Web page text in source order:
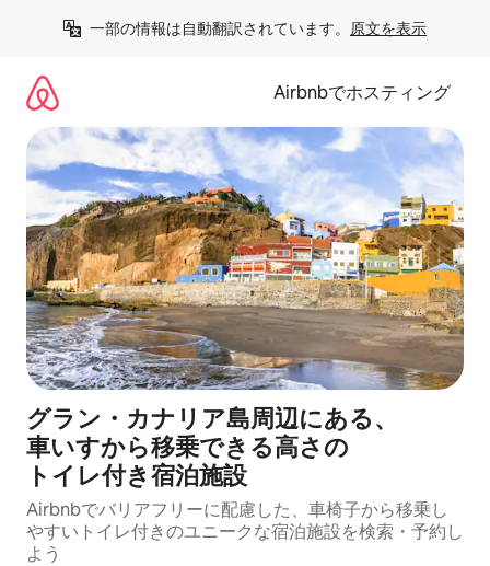
一部の情報は自動翻訳されています。 原文を表示
Airbnbでホスティング
グラン・カナリア島周辺にあ⁠る⁠、
車⁠い⁠す⁠か⁠ら移⁠乗で⁠き⁠る高⁠さ⁠の
ト⁠イ⁠レ⁠付⁠き宿⁠泊⁠施⁠設
Airbnbでバリアフリーに配慮した、車椅子から移乗し
やすいトイレ付きのユニークな宿泊施設を検索・予約し
よう